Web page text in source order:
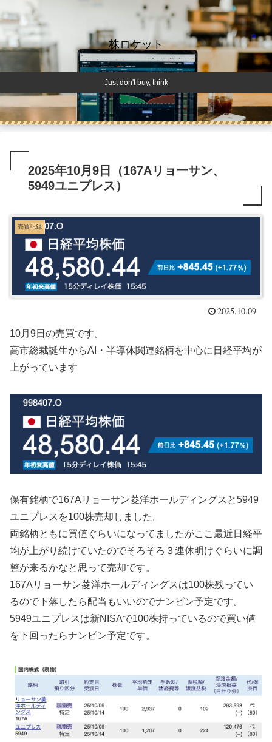
株ロケット
Just don't buy, think
2025年10月9日（167Aリョーサン、
5949ユニプレス）
売買記録
2025.10.09
10月9日の売買です。
高市総裁誕生からAI・半導体関連銘柄を中心に日経平均が
上がっています
保有銘柄で167Aリョーサン菱洋ホールディングスと5949
ユニプレスを100株売却しました。
両銘柄ともに買値ぐらいになってましたがここ最近日経平
均が上がり続けていたのでそろそろ３連休明けぐらいに調
整が来るかなと思って売却です。
167Aリョーサン菱洋ホールディングスは100株残ってい
るので下落したら配当もいいのでナンピン予定です。
5949ユニプレスは新NISAで100株持っているので買い値
を下回ったらナンピン予定です。